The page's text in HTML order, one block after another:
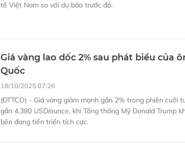
tế Việt Nam so với dự báo trước đó.
Giá vàng lao dốc 2% sau phát biểu của
Quốc
18/10/2025 07:26
(ĐTTCO) - Giá vàng giảm mạnh gần 2% trong phiên cuối
gần 4.380 USD/ounce, khi Tổng thống Mỹ Donald Trump
bên đang tiến triển tích cực.